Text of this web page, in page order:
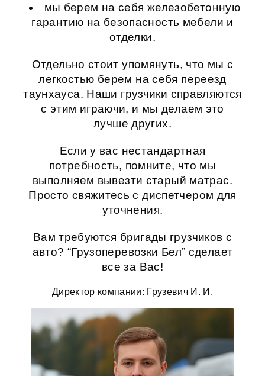
мы берем на себя железобетонную
гарантию на безопасность мебели и
отделки.
Отдельно стоит упомянуть, что мы с
легкостью берем на себя переезд
таунхауса. Наши грузчики справляются
с этим играючи, и мы делаем это
лучше других.
Если у вас нестандартная
потребность, помните, что мы
выполняем вывезти старый матрас.
Просто свяжитесь с диспетчером для
уточнения.
Вам требуются бригады грузчиков с
авто? “Грузоперевозки Бел” сделает
все за Вас!
Директор компании: Грузевич И. И.